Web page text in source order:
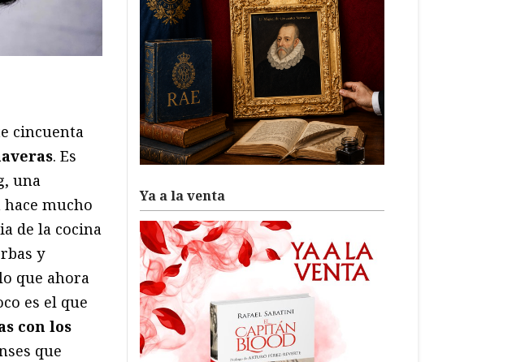
cincuenta
. Es
una
mucho
de la cocina
y
que ahora
es el que
con los
que
Ya a la venta